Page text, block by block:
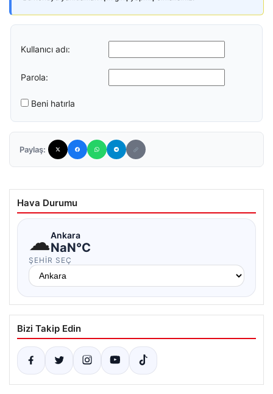
Kullanıcı adı:
Parola:
Beni hatırla
Paylaş:
Hava Durumu
☁Ankara
NaN°C
ŞEHIR SEÇ
Bizi Takip Edin